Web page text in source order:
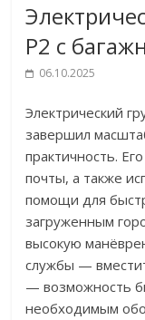
P2 с
06.10.2025
Электрический
завершил
практичность.
почты, а также
помощи для
загруженным
высокую
службы —
— возможность
необходимым